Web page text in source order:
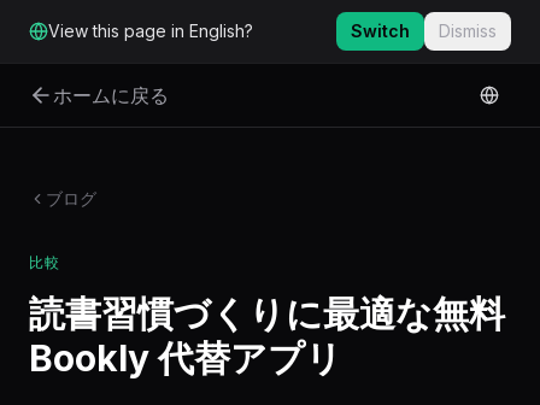
View this page in English? Switch Dismiss
ホームに戻る
ブログ
比較
読書習慣づくりに最適な無料
Bookly 代替アプリ